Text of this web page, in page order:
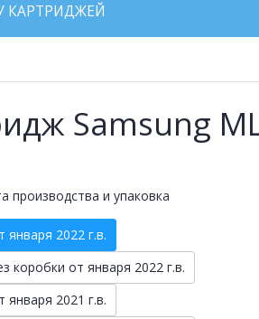
КАРТРИДЖЕЙ
Samsung
производства и упаковка
января 2022 г.в.
коробки от января 2022 г.в.
января 2021 г.в.